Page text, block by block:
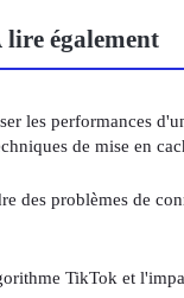
également
les performances
de mise en
des problèmes de
TikTok et